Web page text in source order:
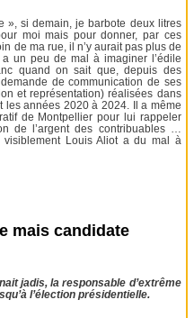
», si demain, je barbote deux litres
moi mais pour donner, par ces
de ma rue, il n’y aurait pas plus de
un peu de mal à imaginer l’édile
quand on sait que, depuis des
de communication de ses
et représentation) réalisées dans
les années 2020 à 2024. Il a même
de Montpellier pour lui rappeler
de l’argent des contribuables …
visiblement Louis Aliot a du mal à
mais candidate
jadis, la responsable d’extrême
l’élection présidentielle.